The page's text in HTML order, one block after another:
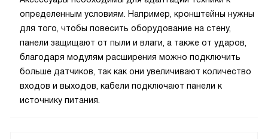
определенным условиям. Например, кронштейны нужны
для того, чтобы повесить оборудование на стену,
панели защищают от пыли и влаги, а также от ударов,
благодаря модулям расширения можно подключить
больше датчиков, так как они увеличивают количество
входов и выходов, кабели подключают панели к
источнику питания.